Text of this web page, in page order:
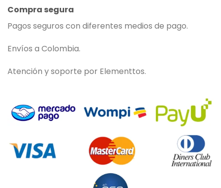
Compra segura
Pagos seguros con diferentes medios de pago.
Envíos a Colombia.
Atención y soporte por Elementtos.